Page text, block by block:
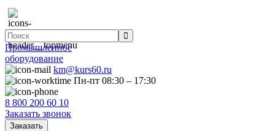
Промышленное
оборудование
km@kurs60.ru
Пн-пт 08:30 – 17:30
8 800 200 60 10
Заказать звонок
Заказать